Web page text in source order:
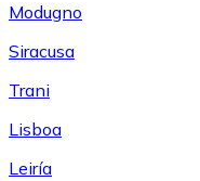
Modugno
Siracusa
Trani
Lisboa
Leiría